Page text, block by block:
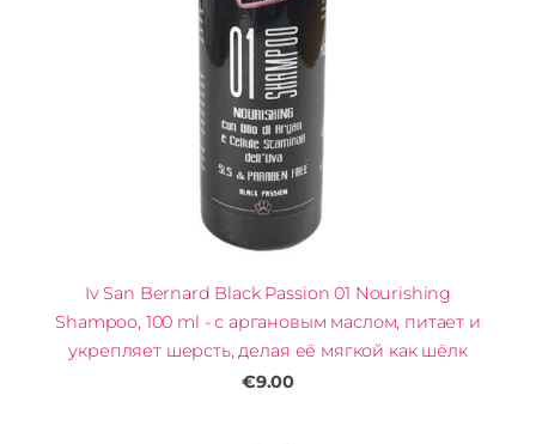
Iv San Bernard Black Passion 01 Nourishing
Shampoo, 100 ml - с аргановым маслом, питает и
укрепляет шерсть, делая её мягкой как шёлк
€9.00